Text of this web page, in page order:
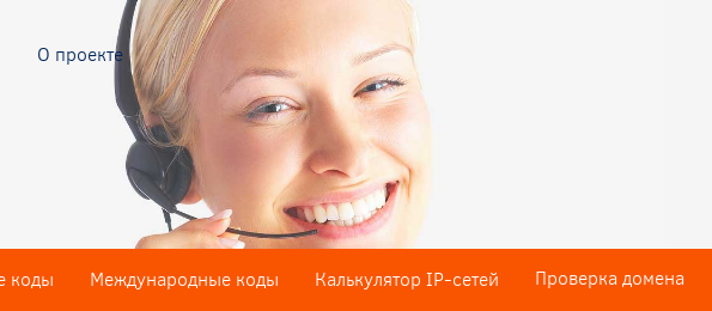
О проекте
коды Международные коды Калькулятор IP-сетей Проверка домена